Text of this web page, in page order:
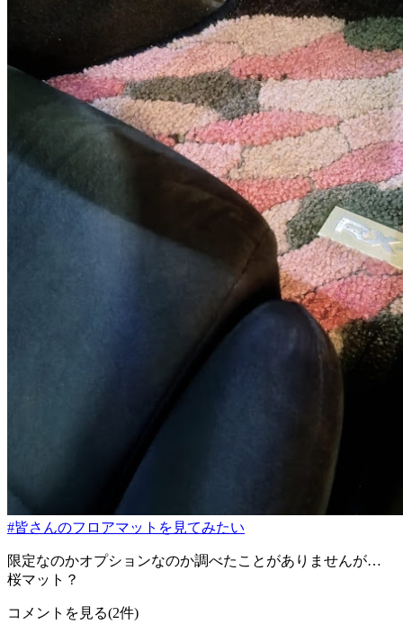
#皆さんのフロアマットを見てみたい
限定なのかオプションなのか調べたことがありませんが…
桜マット？
コメントを見る(2件)